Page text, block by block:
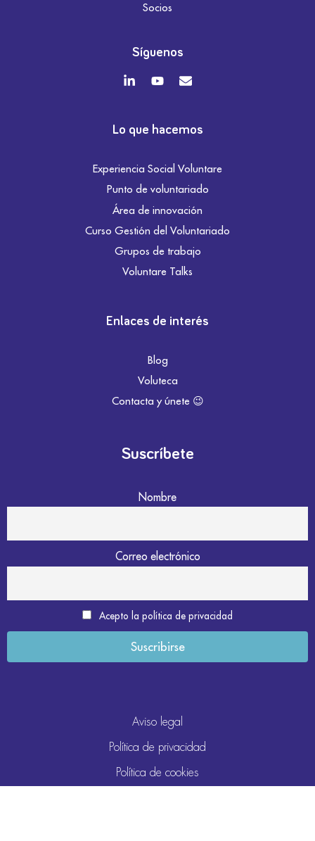
Socios
Síguenos
Lo que hacemos
Experiencia Social Voluntare
Punto de voluntariado
Área de innovación
Curso Gestión del Voluntariado
Grupos de trabajo
Voluntare Talks
Enlaces de interés
Blog
Voluteca
Contacta y únete 😉
Suscríbete
Nombre
Correo electrónico
Acepto la política de privacidad
Aviso legal
Política de privacidad
Política de cookies